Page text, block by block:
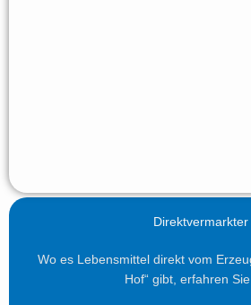
Direktvermarkter
Wo es Lebensmittel direkt vom
Hof“ gibt, erfahren